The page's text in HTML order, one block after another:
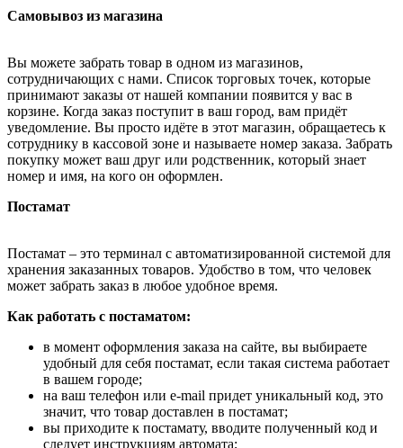
Самовывоз из магазина
Вы можете забрать товар в одном из магазинов,
сотрудничающих с нами. Список торговых точек, которые
принимают заказы от нашей компании появится у вас в
корзине. Когда заказ поступит в ваш город, вам придёт
уведомление. Вы просто идёте в этот магазин, обращаетесь к
сотруднику в кассовой зоне и называете номер заказа. Забрать
покупку может ваш друг или родственник, который знает
номер и имя, на кого он оформлен.
Постамат
Постамат – это терминал с автоматизированной системой для
хранения заказанных товаров. Удобство в том, что человек
может забрать заказ в любое удобное время.
Как работать с постаматом:
в момент оформления заказа на сайте, вы выбираете
удобный для себя постамат, если такая система работает
в вашем городе;
на ваш телефон или e-mail придет уникальный код, это
значит, что товар доставлен в постамат;
вы приходите к постамату, вводите полученный код и
следует инструкциям автомата;